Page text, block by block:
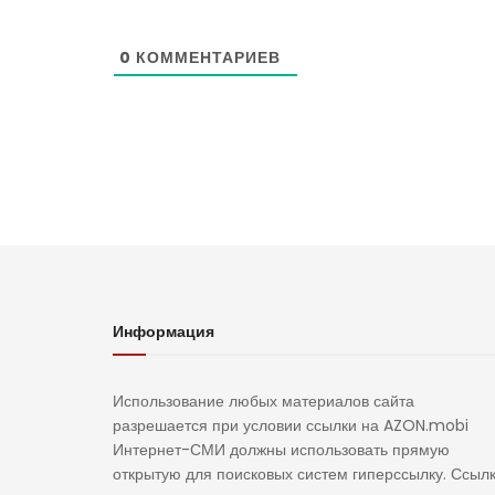
0 КОММЕНТАРИЕВ
Информация
Использование любых материалов сайта
разрешается при условии ссылки на AZON.mobi
Интернет-СМИ должны использовать прямую
открытую для поисковых систем гиперссылку.